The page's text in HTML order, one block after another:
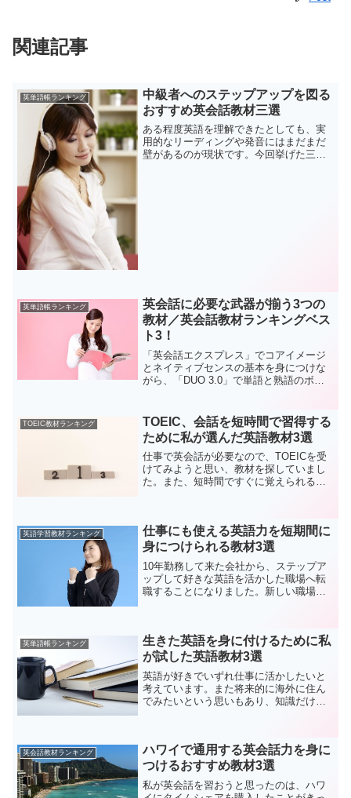
関連記事
英単語帳ランキング
中級者へのステップアップを図る
おすすめ英会話教材三選
ある程度英語を理解できたとしても、実
用的なリーディングや発音にはまだまだ
壁があるのが現状です。今回挙げた三つ
英単語帳ランキング
英会話に必要な武器が揃う3つの
教材／英会話教材ランキングベス
ト3！
「英会話エクスプレス」でコアイメージ
とネイティブセンスの基本を身につけな
がら、「DUO 3.0」で単語と熟語のボキ
も密度の濃い教材でオススメです。
TOEIC教材ランキング
TOEIC、会話を短時間で習得する
ために私が選んだ英語教材3選
仕事で英会話が必要なので、TOEICを受
けてみようと思い、教材を探していまし
た。また、短時間ですぐに覚えられる会
と思います。
英語学習教材ランキング
仕事にも使える英語力を短期間に
身につけられる教材3選
10年勤務して来た会社から、ステップア
ップして好きな英語を活かした職場へ転
職することになりました。新しい職場で
発起して使える英語力の向...
英単語帳ランキング
生きた英語を身に付けるために私
が試した英語教材3選
英語が好きでいずれ仕事に活かしたいと
考えています。また将来的に海外に住ん
でみたいという思いもあり、知識だけで
率的に英語力を付けられる...
英会話教材ランキング
ハワイで通用する英会話力を身に
つけるおすすめ教材3選
私が英会話を習おうと思ったのは、ハワ